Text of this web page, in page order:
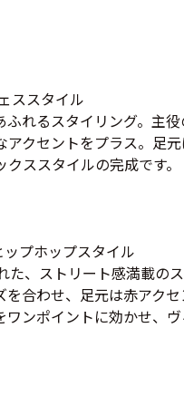
メルマガ登録
会社概要
店舗一覧
古着卸売
お問い合わせ
ススタイル
れるスタイリング。主
クセントをプラス。足
ススタイルの完成です。
プホップスタイル
、ストリート感満載の
合わせ、足元は赤アク
ンポイントに効かせ、